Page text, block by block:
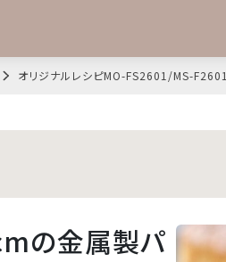
オリジナルレシピMO-FS2601/MS-F2601
の金属製パ